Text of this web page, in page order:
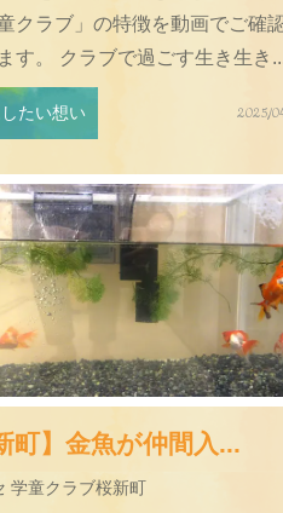
クラブ」の特徴を動画でご確
す。 クラブで過ごす生き生き
たい想い 2025/
町】金魚が仲間入...
学童クラブ桜新町